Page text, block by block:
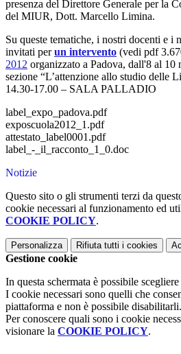
presenza del Direttore Generale per la
del MIUR, Dott. Marcello Limina.
Su queste tematiche, i nostri docenti e i
invitati perun intervento (vedi pdf
2012 organizzato a Padova, dall'8 al 10
sezione “L’attenzione allo studio delle
14.30-17.00 – SALA PALLADIO
label_expo_padova.pdf
exposcuola2012_1.pdf
attestato_label0001.pdf
label_-_il_racconto_1_0.doc
Notizie
Questo sito o gli strumenti terzi da
cookie necessari al funzionamento ed
COOKIE POLICY.
Personalizza Rifiuta tutti i cookies
Gestione cookie
In questa schermata è possibile
I cookie necessari sono quelli che
piattaforma e non è possibile disabilitarli.
Per conoscere quali sono i cookie
visionare la COOKIE POLICY.